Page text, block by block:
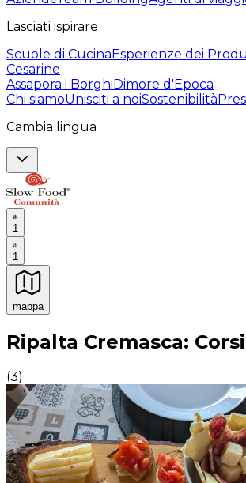
Lasciati ispirare
Scuole di CucinaEsperienze dei
Cesarine
Assapora i BorghiDimore d'Epoca
Chi siamoUnisciti a noiSostenibilità
Cambia lingua
1
1
mappa
Esperienze culinarie indimenticabili:
Ripalta Cremasca:
(3)